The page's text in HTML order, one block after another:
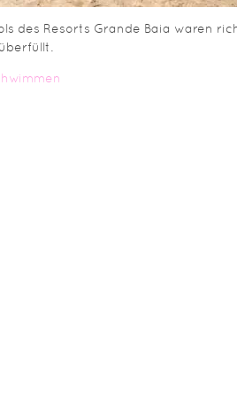
des Resorts Grande Baia waren